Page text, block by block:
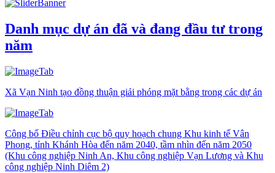
Danh mục dự án đã và đang đầu tư trong
năm
Xã Vạn Ninh tạo đồng thuận giải phóng mặt bằng trong các dự án
Công bố Điều chỉnh cục bộ quy hoạch chung Khu kinh tế Vân
Phong, tỉnh Khánh Hòa đến năm 2040, tầm nhìn đến năm 2050
(Khu công nghiệp Ninh An, Khu công nghiệp Vạn Lương và Khu
công nghiệp Ninh Diêm 2)